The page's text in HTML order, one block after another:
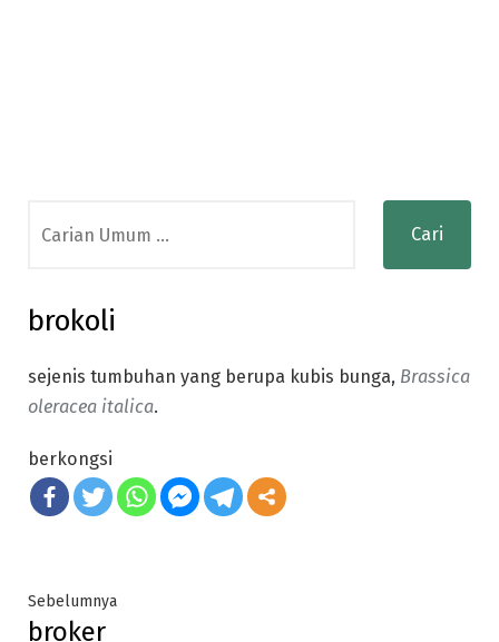
for:
brokoli
sejenis tumbuhan yang berupa kubis bunga, Brassica
oleracea italica.
berkongsi
Post
SebelumnyaPrevious
broker